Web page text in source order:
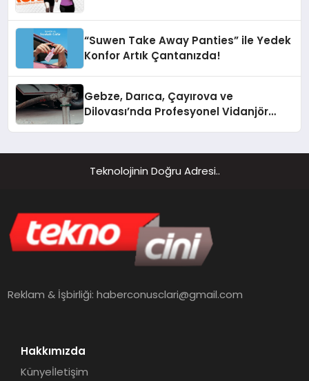
“Suwen Take Away Panties” ile Yedek
Konfor Artık Çantanızda!
Gebze, Darıca, Çayırova ve
Dilovası’nda Profesyonel Vidanjör
Teknolojinin Doğru Adresi..
Reklam & İşbirliği:haberconusclari@gmail.com
Hakkımızda
Künyeİletişim